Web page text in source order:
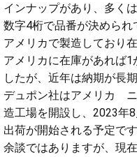
インナップがあり、多く
数字4桁で品番が決められ
アメリカで製造しており
アメリカに在庫があれば
したが、近年は納期が長
デュポン社はアメリカ
造工場を開設し、2023年
出荷が開始される予定です
余談ではありますが、現